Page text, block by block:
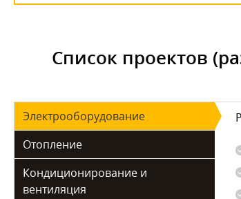
Список проектов
Электрооборудование
Отопление
Кондиционирование и
вентиляция